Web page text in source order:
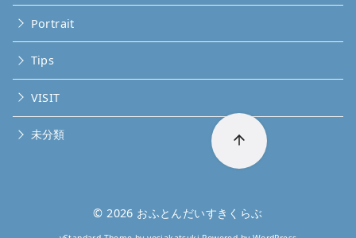
Portrait
Tips
VISIT
未分類
© 2026 おふとんだいすきくらぶ